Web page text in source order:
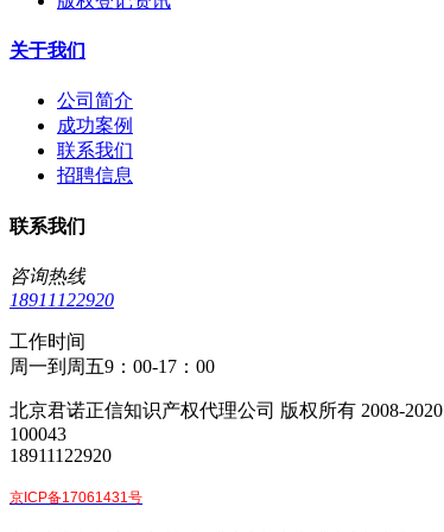
关于我们
公司简介
成功案例
联系我们
招聘信息
联系我们
咨询热线
18911122920
工作时间
周一到周五9：00-17：00
北京君诺正信知识产权代理公司 版权所有 2008-2020
100043
18911122920
京ICP备17061431号